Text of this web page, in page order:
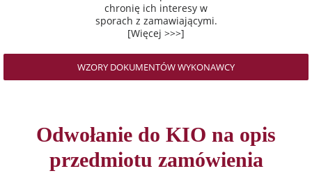
chronię ich interesy w
sporach z zamawiającymi.
[Więcej >>>]
WZORY DOKUMENTÓW WYKONAWCY
Odwołanie do KIO na opis
przedmiotu zamówienia